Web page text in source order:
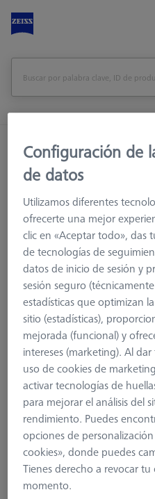
Inicio
Accesorios de la
Accesorios para máquinas de
Racks de Sensores
Conector de sonda para
Configuración de
de datos
Utilizamos diferentes
ofrecerte una mejor
clic en «Aceptar todo», das
de tecnologías de
datos de inicio de sesión y
sesión seguro
estadísticas que optimizan
sitio (estadísticas),
mejorada (funcional) y
intereses (marketing). Al
uso de cookies de
activar tecnologías de
para mejorar el análisis del
rendimiento. Puedes
opciones de
cookies», donde puedes
Tienes derecho a revocar
momento.